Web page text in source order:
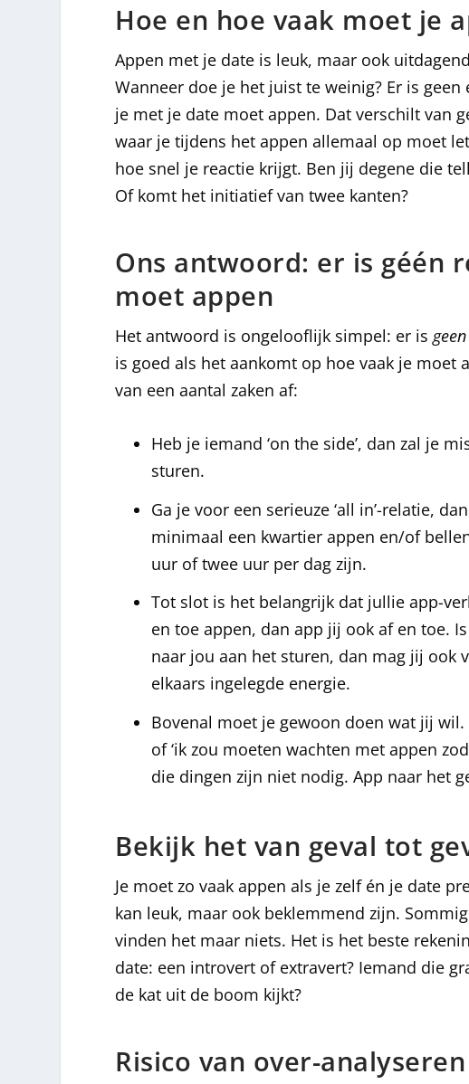
Hoe en hoe vaak moet je
Appen met je date is leuk, maar ook
Wanneer doe je het juist te weinig? Er is
je met je date moet appen. Dat verschilt van
waar je tijdens het appen allemaal op moet
hoe snel je reactie krijgt. Ben jij degene die
Of komt het initiatief van twee kanten?
Ons antwoord: er is géén
moet appen
Het antwoord is ongelooflijk simpel: er isgeen
is goed als het aankomt op hoe vaak je moet
van een aantal zaken af:
Heb je iemand ‘on the side’, dan zal je
sturen.
Ga je voor een serieuze ‘all in’-relatie,
minimaal een kwartier appen en/of
uur of twee uur per dag zijn.
Tot slot is het belangrijk dat jullie app-
en toe appen, dan app jij ook af en toe.
naar jou aan het sturen, dan mag jij ook
elkaars ingelegde energie.
Bovenal moet je gewoon doen wat jij wil.
of ‘ik zou moeten wachten met appen
die dingen zijn niet nodig. App naar het
Bekijk het van geval tot
Je moet zo vaak appen als je zelf én je date
kan leuk, maar ook beklemmend zijn.
vinden het maar niets. Het is het beste
date: een introvert of extravert? Iemand die
de kat uit de boom kijkt?
Risico van over-analyseren